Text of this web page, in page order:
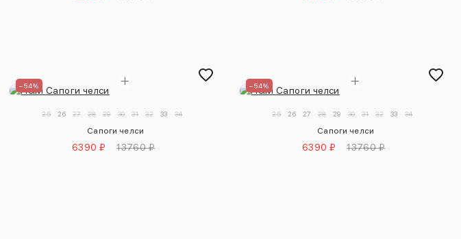
–54%
25 26 27 28 29 30 31 32 33 34
Сапоги челси
6390 ₽ 13760 ₽
–54%
25 26 27 28 29 30 31 32 33 34
Сапоги челси
6390 ₽ 13760 ₽